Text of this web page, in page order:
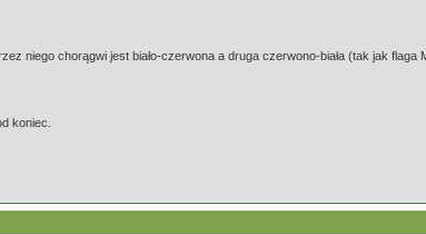
chorągwi jest biało-czerwona a druga czerwono-biała (tak jak flaga
koniec.